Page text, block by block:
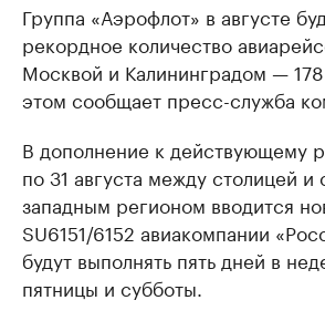
Группа «Аэрофлот» в августе
рекордное количество
Москвой и Калининградом —
этом сообщает пресс-служба
В дополнение к действующему
по 31 августа между столицей
западным регионом вводится
SU6151/6152 авиакомпании
будут выполнять пять дней в
пятницы и субботы.